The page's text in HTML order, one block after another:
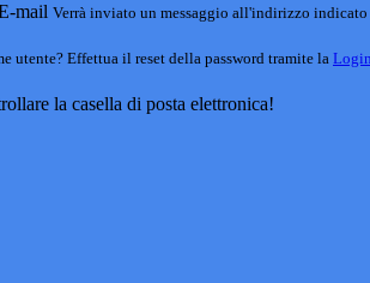
mail Verrà inviato un messaggio all'indirizzo
utente? Effettua il reset della password tramite la
la casella di posta elettronica!